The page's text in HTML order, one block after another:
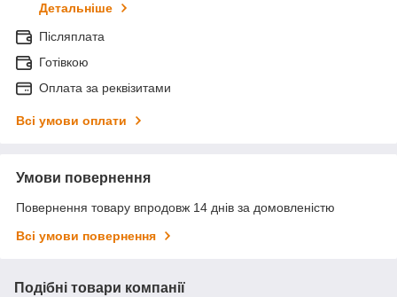
Детальніше
Післяплата
Готівкою
Оплата за реквізитами
Всі умови оплати
Умови повернення
Повернення товару впродовж 14 днів за домовленістю
Всі умови повернення
Подібні товари компанії